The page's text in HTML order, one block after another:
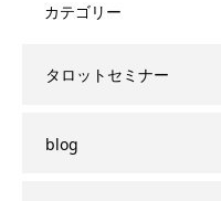
カテゴリー
タロットセミナー
blog